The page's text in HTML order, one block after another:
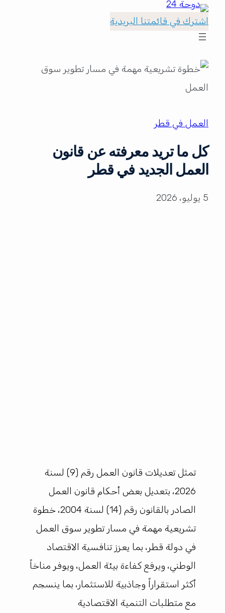
اشترك في قائمتنا البريدية
العمل في قطر
كل ما تريد معرفته عن قانون
العمل الجديد في قطر
5 يوليو، 2026
تمثل تعديلات قانون العمل رقم (9) لسنة
2026، بتعديل بعض أحكام قانون العمل
الصادر بالقانون رقم (14) لسنة 2004، خطوة
تشريعية مهمة في مسار تطوير سوق العمل
في دولة قطر، بما يعزز تنافسية الاقتصاد
الوطني، ويرفع كفاءة بيئة العمل، ويوفر مناخاً
أكثر استقراراً وجاذبية للاستثمار، بما ينسجم
مع متطلبات التنمية الاقتصادية